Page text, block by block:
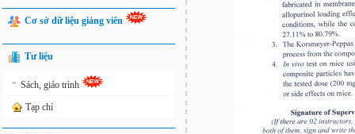
Cơ sở dữ liệu giảng viên
Tư liệu
» Sách, giáo trình
Tạp chí